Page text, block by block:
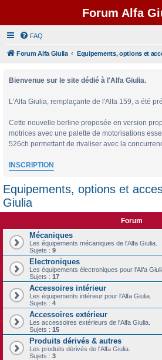
Forum Alfa
FAQ
Forum Alfa Giulia Equipements, options et
Bienvenue sur le site dédié à l'Alfa Giulia.
L'Alfa Giulia, remplaçante de l'Alfa 159, a été
Cette nouvelle berline proposée en version
motrices avec une palette de motorisations
526ch permettant de rivaliser avec la
INSCRIPTION
Equipements, options et
Giulia
Forum
Mécaniques
Les équipements mécaniques de l'Alfa Giulia.
Sujets : 9
Electroniques
Les équipements électroniques pour l'Alfa
Sujets : 17
Accessoires intérieur
Les équipements intérieur pour l'Alfa Giulia.
Sujets : 4
Accessoires extérieur
Les accessoires extérieurs de l'Alfa Giulia.
Sujets : 15
Produits dérivés & autres
Les produits dérivés de l'Alfa Giulia.
Sujets : 3